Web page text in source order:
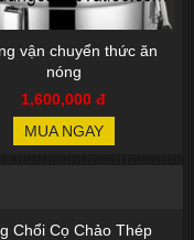
Chổi Cọ Chảo Thép
vận chuyển thức ăn
nóng
1,600,000 đ
MUA NGAY